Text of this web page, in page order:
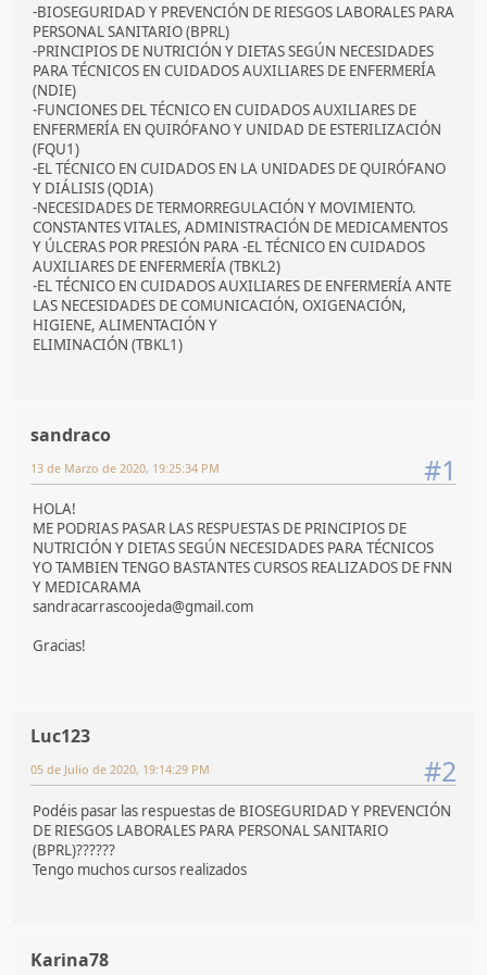
-BIOSEGURIDAD Y PREVENCIÓN DE RIESGOS LABORALES PARA
PERSONAL SANITARIO (BPRL)
-PRINCIPIOS DE NUTRICIÓN Y DIETAS SEGÚN NECESIDADES
PARA TÉCNICOS EN CUIDADOS AUXILIARES DE ENFERMERÍA
(NDIE)
-FUNCIONES DEL TÉCNICO EN CUIDADOS AUXILIARES DE
ENFERMERÍA EN QUIRÓFANO Y UNIDAD DE ESTERILIZACIÓN
(FQU1)
-EL TÉCNICO EN CUIDADOS EN LA UNIDADES DE QUIRÓFANO
Y DIÁLISIS (QDIA)
-NECESIDADES DE TERMORREGULACIÓN Y MOVIMIENTO.
CONSTANTES VITALES, ADMINISTRACIÓN DE MEDICAMENTOS
Y ÚLCERAS POR PRESIÓN PARA -EL TÉCNICO EN CUIDADOS
AUXILIARES DE ENFERMERÍA (TBKL2)
-EL TÉCNICO EN CUIDADOS AUXILIARES DE ENFERMERÍA ANTE
LAS NECESIDADES DE COMUNICACIÓN, OXIGENACIÓN,
HIGIENE, ALIMENTACIÓN Y
ELIMINACIÓN (TBKL1)
sandraco
#1
13 de Marzo de 2020, 19:25:34 PM
HOLA!
ME PODRIAS PASAR LAS RESPUESTAS DE PRINCIPIOS DE
NUTRICIÓN Y DIETAS SEGÚN NECESIDADES PARA TÉCNICOS
YO TAMBIEN TENGO BASTANTES CURSOS REALIZADOS DE FNN
Y MEDICARAMA
sandracarrascoojeda@gmail.com
Gracias!
Luc123
#2
05 de Julio de 2020, 19:14:29 PM
Podéis pasar las respuestas de BIOSEGURIDAD Y PREVENCIÓN
DE RIESGOS LABORALES PARA PERSONAL SANITARIO
(BPRL)??????
Tengo muchos cursos realizados
Karina78